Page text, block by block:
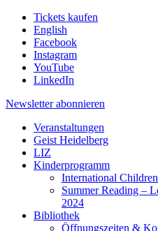
Tickets kaufen
English
Facebook
Instagram
YouTube
LinkedIn
Newsletter abonnieren
Veranstaltungen
Geist Heidelberg
LIZ
Kinderprogramm
International
Summer Reading –
2024
Bibliothek
Öffnungszeiten &